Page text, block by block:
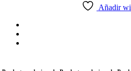
Añadir